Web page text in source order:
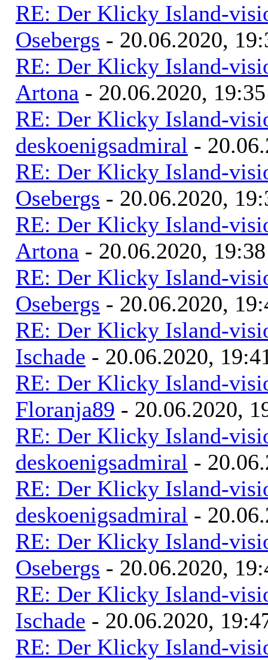
RE: Der Klicky Island-
Osebergs - 20.06.2020,
RE: Der Klicky Island-
Artona - 20.06.2020, 19:35
RE: Der Klicky Island-
deskoenigsadmiral -
RE: Der Klicky Island-
Osebergs - 20.06.2020,
RE: Der Klicky Island-
Artona - 20.06.2020, 19:38
RE: Der Klicky Island-
Osebergs - 20.06.2020,
RE: Der Klicky Island-
Ischade - 20.06.2020,
RE: Der Klicky Island-
Floranja89 - 20.06.2020,
RE: Der Klicky Island-
deskoenigsadmiral -
RE: Der Klicky Island-
deskoenigsadmiral -
RE: Der Klicky Island-
Osebergs - 20.06.2020,
RE: Der Klicky Island-
Ischade - 20.06.2020,
RE: Der Klicky Island-